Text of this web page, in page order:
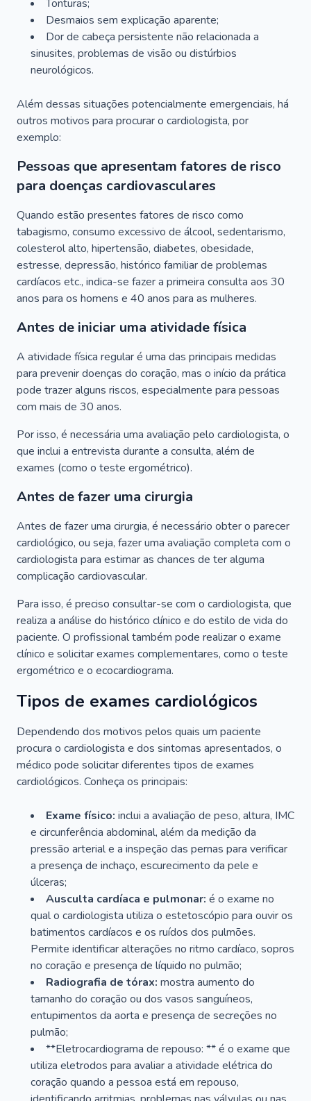
Tonturas;
Desmaios sem explicação aparente;
Dor de cabeça persistente não relacionada a
sinusites, problemas de visão ou distúrbios
neurológicos.
Além dessas situações potencialmente emergenciais, há
outros motivos para procurar o cardiologista, por
exemplo:
Pessoas que apresentam fatores de risco
para doenças cardiovasculares
Quando estão presentes fatores de risco como
tabagismo, consumo excessivo de álcool, sedentarismo,
colesterol alto, hipertensão, diabetes, obesidade,
estresse, depressão, histórico familiar de problemas
cardíacos etc., indica-se fazer a primeira consulta aos 30
anos para os homens e 40 anos para as mulheres.
Antes de iniciar uma atividade física
A atividade física regular é uma das principais medidas
para prevenir doenças do coração, mas o início da prática
pode trazer alguns riscos, especialmente para pessoas
com mais de 30 anos.
Por isso, é necessária uma avaliação pelo cardiologista, o
que inclui a entrevista durante a consulta, além de
exames (como o teste ergométrico).
Antes de fazer uma cirurgia
Antes de fazer uma cirurgia, é necessário obter o parecer
cardiológico, ou seja, fazer uma avaliação completa com o
cardiologista para estimar as chances de ter alguma
complicação cardiovascular.
Para isso, é preciso consultar-se com o cardiologista, que
realiza a análise do histórico clínico e do estilo de vida do
paciente. O profissional também pode realizar o exame
clínico e solicitar exames complementares, como o teste
ergométrico e o ecocardiograma.
Tipos de exames cardiológicos
Dependendo dos motivos pelos quais um paciente
procura o cardiologista e dos sintomas apresentados, o
médico pode solicitar diferentes tipos de exames
cardiológicos. Conheça os principais:
Exame físico: inclui a avaliação de peso, altura, IMC
e circunferência abdominal, além da medição da
pressão arterial e a inspeção das pernas para verificar
a presença de inchaço, escurecimento da pele e
úlceras;
Ausculta cardíaca e pulmonar: é o exame no
qual o cardiologista utiliza o estetoscópio para ouvir os
batimentos cardíacos e os ruídos dos pulmões.
Permite identificar alterações no ritmo cardíaco, sopros
no coração e presença de líquido no pulmão;
Radiografia de tórax: mostra aumento do
tamanho do coração ou dos vasos sanguíneos,
entupimentos da aorta e presença de secreções no
pulmão;
**Eletrocardiograma de repouso: ** é o exame que
utiliza eletrodos para avaliar a atividade elétrica do
coração quando a pessoa está em repouso,